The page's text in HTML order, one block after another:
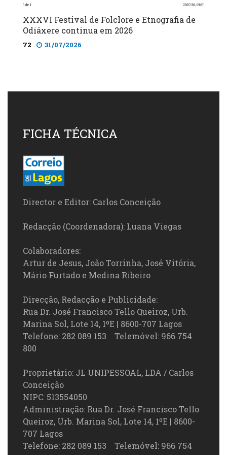
XXXVI Festival de Folclore e Etnografia de
Odiáxere continua em 2026
72 31/07/2026
FICHA TÉCNICA
Director e Editor: Carlos Conceição
Redacção (Coordenadora): Luana Viegas
Colaboradores:
Artur de Jesus, João Torrinha, José Vitória,
Mário Furtado e Medina Ribeiro
Direcção, Redacção e Publicidade:
Rua Dr. José Francisco Tello Queiroz, Urb.
Marina Sol, Lote 14, 1ºE | 8600-707 Lagos
Telefone: 282 089 153 Telemóvel: 966 754
800
Proprietário: JL UNIPESSOAL, LDA / Carlos
Conceição
NIPC: 513554050
Administração: Rua Dr. José Francisco Tello
Queiroz, Urb. Marina Sol, Lote 14, 1ºE | 8600-
707 Lagos
Telefone: 282 089 153 Telemóvel: 966 754